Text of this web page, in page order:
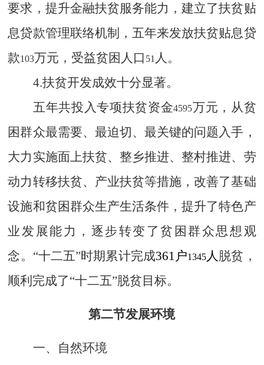
要求，提升金融扶贫服务能力，建立了扶贫贴
息贷款管理联络机制，五年来发放扶贫贴息贷
款103万元，受益贫困人口 51 人。
4.扶贫开发成效十分显著。
五年共投入专项扶贫资金4595万元，从贫
困群众最需要、最迫切、最关键的问题入手，
大力实施面上扶贫、整乡推进、整村推进、劳
动力转移扶贫、产业扶贫等措施，改善了基础
设施和贫困群众生产生活条件，提升了特色产
业发展能力，逐步转变了贫困群众思想观
念。“十二五”时期累计完成361 户1345 人 脱贫，
顺利完成了“十二五”脱贫目标。
第二节发展环境
一、自然环境